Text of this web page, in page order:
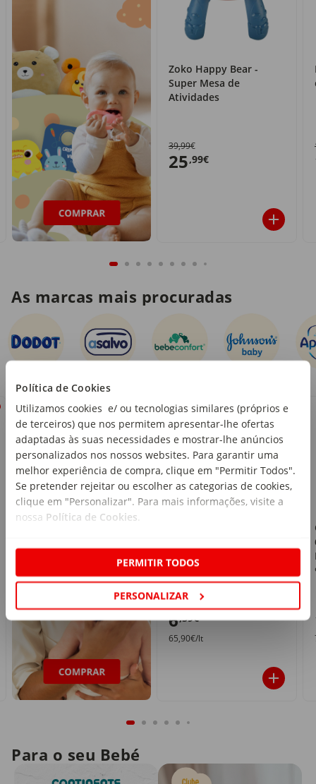
Política de Cookies
Utilizamos cookies e/ ou tecnologias similares (próprios e
de terceiros) que nos permitem apresentar-lhe ofertas
adaptadas às suas necessidades e mostrar-lhe anúncios
personalizados nos nossos websites. Para garantir uma
melhor experiência de compra, clique em "Permitir Todos".
Se pretender rejeitar ou escolher as categorias de cookies,
clique em "Personalizar". Para mais informações, visite a
nossa Política de Cookies.
PERMITIR TODOS
PERSONALIZAR
Zoko Happy Bear -
Super Mesa de
Atividades
39,99€
25,99€
As marcas mais procuradas
Cuidado da Mamã
40%
emb. 100 ml
10,99€
6,59€
65,90€/lt
Para o seu Bebé